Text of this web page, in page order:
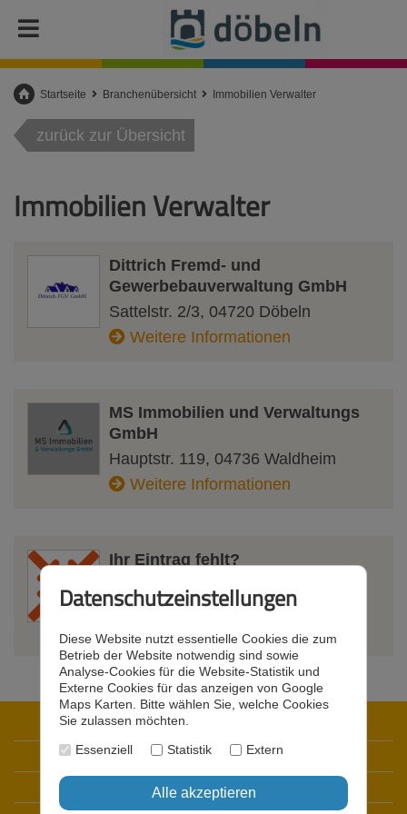
Startseite Branchenübersicht Immobilien Verwalter
zurück zur Übersicht
Immobilien Verwalter
Dittrich Fremd- und
Gewerbebauverwaltung GmbH
Sattelstr. 2/3, 04720 Döbeln
Weitere Informationen
MS Immobilien und Verwaltungs
GmbH
Hauptstr. 119, 04736 Waldheim
Weitere Informationen
Ihr Eintrag fehlt?
Kein Problem. Sie können Ihr
Unternehmen bei uns registrieren.
Weitere Informationen
Startseite
Datenschutz
Impressum
Datenschutzeinstellungen
Diese Website nutzt essentielle Cookies die zum
Betrieb der Website notwendig sind sowie
Analyse-Cookies für die Website-Statistik und
Externe Cookies für das anzeigen von Google
Maps Karten. Bitte wählen Sie, welche Cookies
Sie zulassen möchten.
Essenziell
Statistik Extern